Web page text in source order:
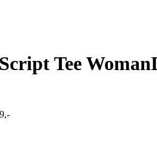
Tee Woman